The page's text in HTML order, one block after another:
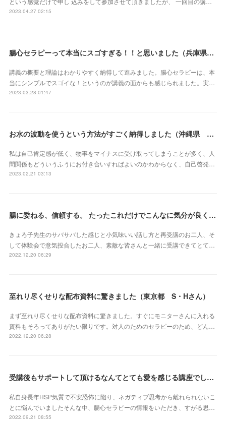
2023.04.27 02:15
腸心セラピーって本当にスゴすぎる！！と思いました（兵庫県 M・Oさん）
講義の概要と理論はわかりやすく納得して進みました。腸心セラピーは、本
当にシンプルでスゴイな！というのが講義の面からも感じられました。実…
2023.03.28 01:47
お水の波動を使うという方法がすごく納得しました（沖縄県 S・Mさん）
私は自己肯定感が低く、物事をマイナスに受け取ってしまうことが多く、人
間関係もどういうふうにお付き合いすればよいのかわからなく、自己啓発…
2023.02.21 03:13
腸に委ねる、信頼する。 たったこれだけでこんなに気分が良くなれるなんて本当にスゴイ‼︎（東京都 會澤亜紀さん）
きょろ子先生のサバサバした感じと小気味いい話し方と再受講のお二人、そ
して体験会で意気投合したお二人、素敵な皆さんと一緒に受講できてとて…
2022.12.20 06:29
至れり尽くせりな配布資料に驚きました（東京都 S・Hさん）
まず至れり尽くせりな配布資料に驚きました。すぐにモニターさんに入れる
資料もそろってありがたい限りです。対人のためのセラピーのため、どん…
2022.12.20 06:28
受講後もサポートして頂けるなんてとても愛を感じる講座でした（北海道 原田いずみさん）
私自身長年HSP気質で不安恐怖に陥り、ネガティブ思考から離れられないこ
とに悩んでいましたそんな中、腸心セラピーの情報をいただき、すがる思…
2022.09.21 08:55